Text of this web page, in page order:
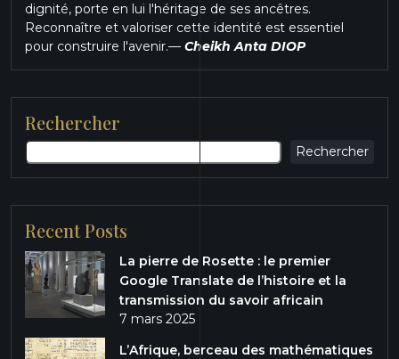
dignité, porte en lui l'héritage de ses ancêtres.
Reconnaître et valoriser cette identité est essentiel
pour construire l'avenir.— Cheikh Anta DIOP
Rechercher
Rechercher
Recent Posts
La pierre de Rosette : le premier
Google Translate de l’histoire et la
transmission du savoir africain
7 mars 2025
L’Afrique, berceau des mathématiques